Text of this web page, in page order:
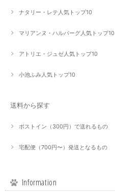
ナタリー・レテ人気トップ10
マリアンヌ・ハルバーグ人気トップ10
アトリエ・ジュゼ人気トップ10
小池ふみ人気トップ10
送料から探す
ポストイン（300円）で送れるもの
宅配便（700円〜）発送となるもの
Information